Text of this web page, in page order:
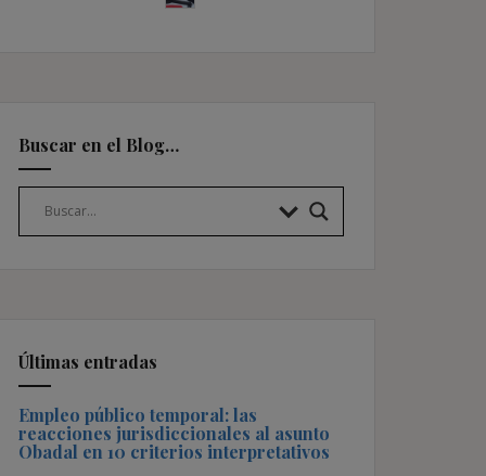
Buscar en el Blog…
Últimas entradas
Empleo público temporal: las
reacciones jurisdiccionales al asunto
Obadal en 10 criterios interpretativos